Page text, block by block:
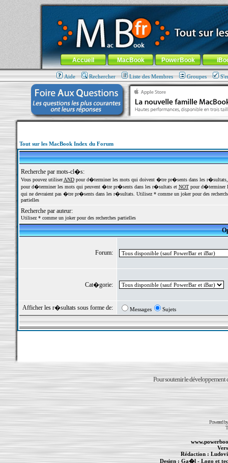
MacBook-fr.com : 100% Apple... 100% nomade !
Aller au contenu-Aller au menu général-Aller au menu de
Menu général
Accueil MacBook PowerBook
Aide Rechercher Liste des Membres Groupes
Tout sur les MacBook Index du Forum
Recherche par mots-cl�s:
Vous pouvez utiliserANDpour d�terminer les mots qui doivent �tre pr�sents dans les
pour d�terminer les mots qui peuvent �tre pr�sents dans les r�sultats et NOTpour d�terminer
qui ne devraient pas �tre pr�sents dans les r�sultats. Utilisez * comme un joker pour des
partielles
Recherche par auteur:
Utilisez * comme un joker pour des recherches partielles
Forum:
Cat�gorie:
Afficher les r�sultats sous forme de: Messages Sujets
Pour soutenir le développement
Powered
Rédaction :
Design : Ga�l- Logo et